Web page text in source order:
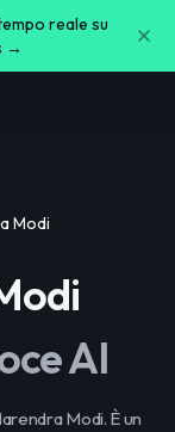
reale su
→
Modi
AI
Modi. È un